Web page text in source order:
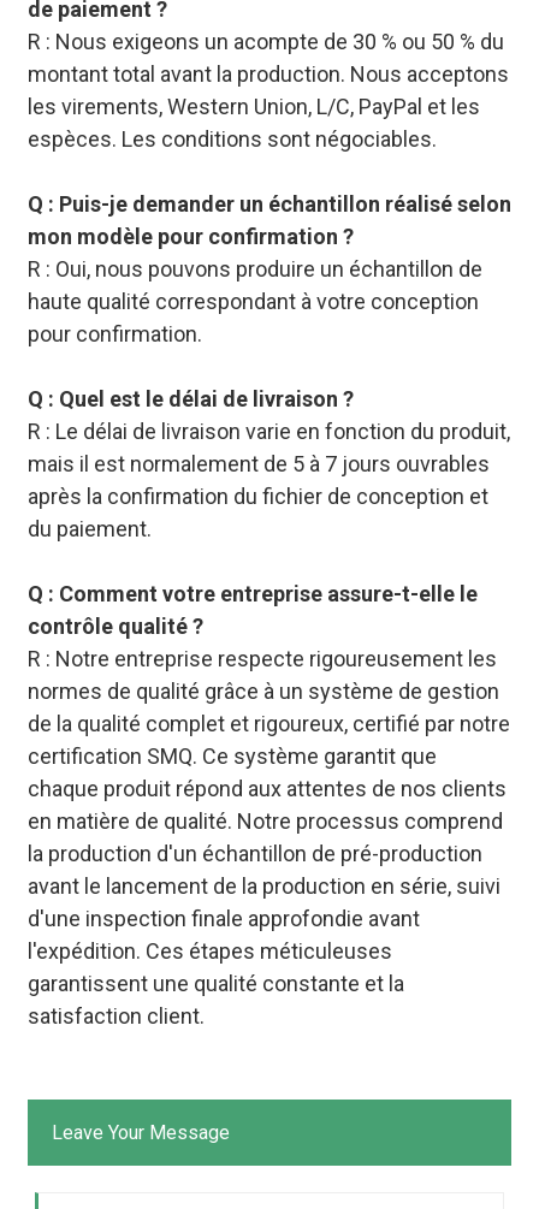
de paiement ?
R : Nous exigeons un acompte de 30 % ou 50 % du
montant total avant la production. Nous acceptons
les virements, Western Union, L/C, PayPal et les
espèces. Les conditions sont négociables.
Q : Puis-je demander un échantillon réalisé selon
mon modèle pour confirmation ?
R : Oui, nous pouvons produire un échantillon de
haute qualité correspondant à votre conception
pour confirmation.
Q : Quel est le délai de livraison ?
R : Le délai de livraison varie en fonction du produit,
mais il est normalement de 5 à 7 jours ouvrables
après la confirmation du fichier de conception et
du paiement.
Q : Comment votre entreprise assure-t-elle le
contrôle qualité ?
R : Notre entreprise respecte rigoureusement les
normes de qualité grâce à un système de gestion
de la qualité complet et rigoureux, certifié par notre
certification SMQ. Ce système garantit que
chaque produit répond aux attentes de nos clients
en matière de qualité. Notre processus comprend
la production d'un échantillon de pré-production
avant le lancement de la production en série, suivi
d'une inspection finale approfondie avant
l'expédition. Ces étapes méticuleuses
garantissent une qualité constante et la
satisfaction client.
Leave Your Message